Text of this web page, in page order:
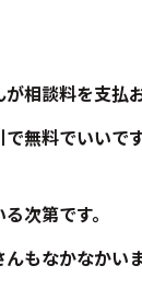
相談料を支払
で無料でいいで
次第です。
んもなかなかい